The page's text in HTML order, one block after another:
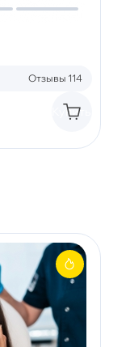
Отзывы 114
Купить